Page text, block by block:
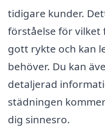
tidigare kunder.
förståelse för
gott rykte och kan
behöver. Du kan
detaljerad
städningen
dig sinnesro.